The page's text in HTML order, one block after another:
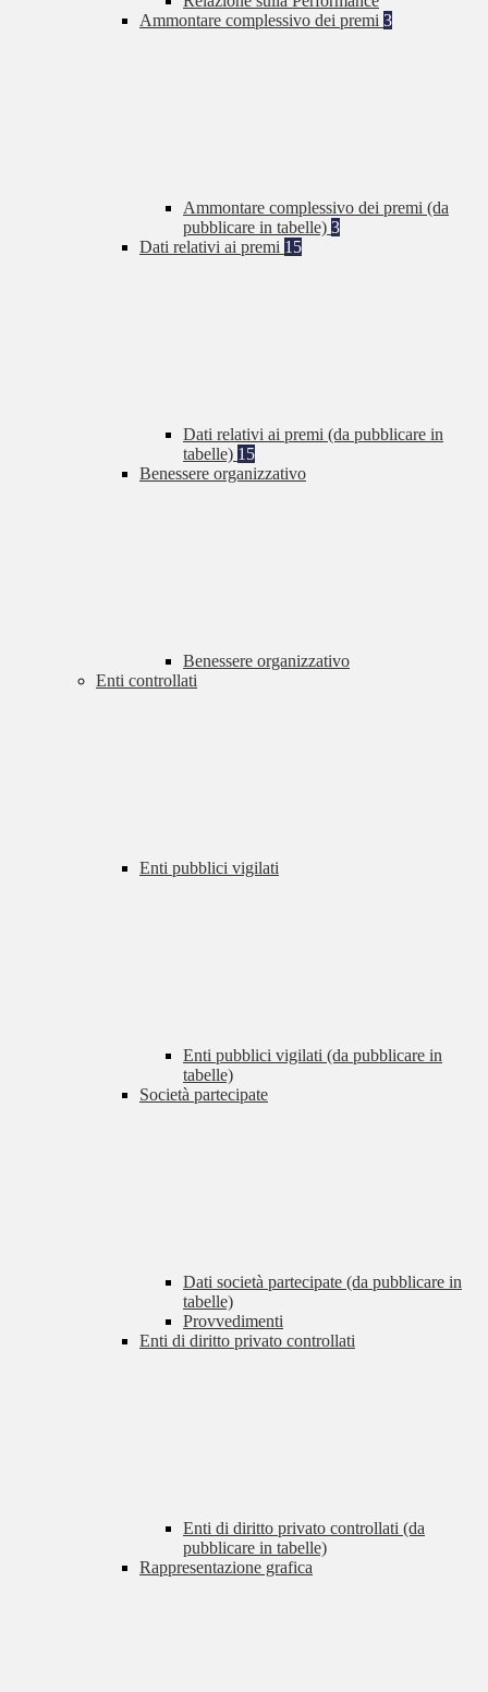
Ammontare complessivo dei premi 3
Ammontare complessivo dei premi (da
pubblicare in tabelle) 3
Dati relativi ai premi 15
Dati relativi ai premi (da pubblicare in
tabelle) 15
Benessere organizzativo
Benessere organizzativo
Enti controllati
Enti pubblici vigilati
Enti pubblici vigilati (da pubblicare in
tabelle)
Società partecipate
Dati società partecipate (da pubblicare in
tabelle)
Provvedimenti
Enti di diritto privato controllati
Enti di diritto privato controllati (da
pubblicare in tabelle)
Rappresentazione grafica